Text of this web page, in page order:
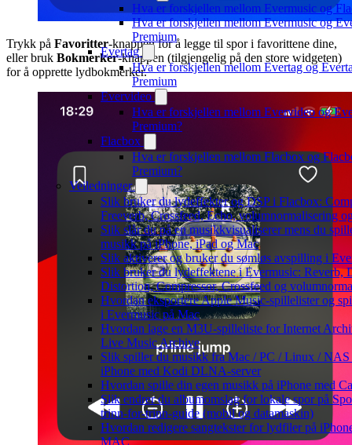
Hva er forskjellen mellom Evermusic og
Hva er forskjellen mellom Evermusic og
Premium
Evertag
Hva er forskjellen mellom Evertag og
Premium
Evervideo
Hva er forskjellen mellom Evervideo og
Premium?
Flacbox
Hva er forskjellen mellom Flacbox og
Premium?
Veiledninger
Slik bruker du lydeffekter og DSP i Flacbox:
Freeverb, Crossfeed, Echo, volumnormalisering
Slik slår du på en musikkvisualiserer mens du
musikk på iPhone, iPad og Mac
Slik aktiverer og bruker du sømløs avspilling i
Slik bruker du lydeffektene i Evermusic: Reverb,
Distortion, Compressor, Crossfeed og
Hvordan eksportere Apple Music-spillelister og
i Evermusic på Mac
Hvordan lage en M3U-spilleliste for Internet
Live Music Archive
Slik spiller du musikk fra Mac / PC / Linux / NAS
iPhone med Kodi DLNA-server
Hvordan spille din egen musikk på iPhone med
Slik endrer du albumomslag for lokale spor på
trinn-for-trinn-guide (mobil og datamaskin)
Hvordan redigere sangtekster for lydfiler på
MAC
Trykk på Favoritter-knappen for å legge til spor i favorittene dine,
eller bruk Bokmerker-knappen (tilgjengelig på den store widgeten)
for å opprette lydbokmerker.